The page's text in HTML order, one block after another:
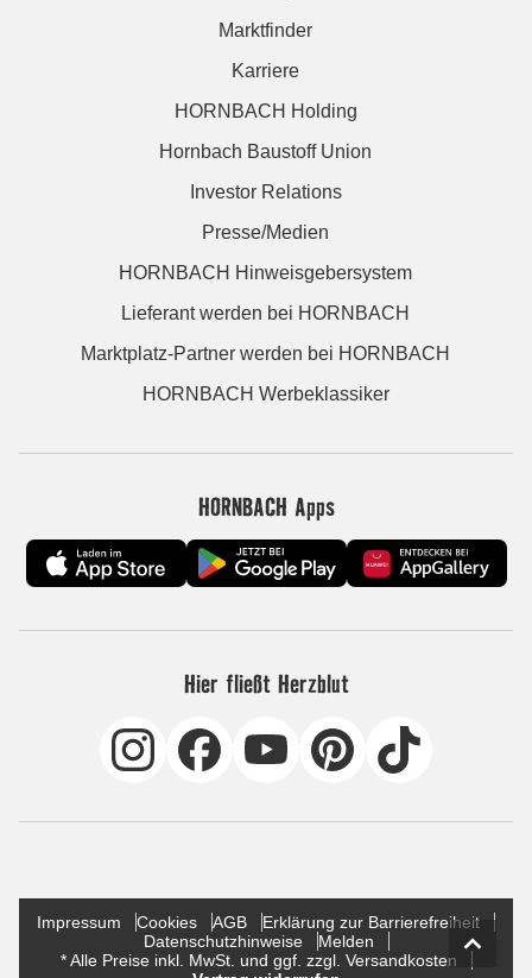
Marktfinder
Karriere
HORNBACH Holding
Hornbach Baustoff Union
Investor Relations
Presse/Medien
HORNBACH Hinweisgebersystem
Lieferant werden bei HORNBACH
Marktplatz-Partner werden bei HORNBACH
HORNBACH Werbeklassiker
HORNBACH Apps
Hier fließt Herzblut
Impressum Cookies AGB
Erklärung zur Barrierefreiheit
Datenschutzhinweise
Melden
* Alle Preise inkl. MwSt. und ggf. zzgl. Versandkosten